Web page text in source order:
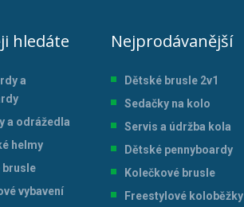
hledáte
a
a odrážedla
helmy
brusle
vybavení
Nejprodávanější
Dětské brusle 2v1
Sedačky na kolo
Servis a údržba kola
Dětské pennyboardy
Kolečkové brusle
Freestylové koloběžky